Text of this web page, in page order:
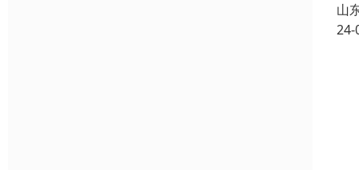
山
24-